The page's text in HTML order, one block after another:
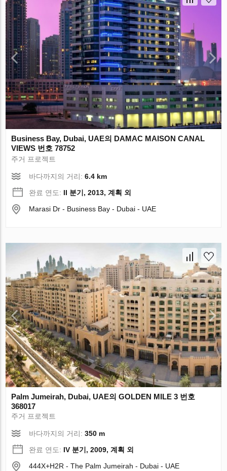
Business Bay, Dubai, UAE의 DAMAC MAISON CANAL
VIEWS 번호 78752
주거 프로젝트
바다까지의 거리:6.4 km
완료 연도: II 분기, 2013, 계획 외
Marasi Dr - Business Bay - Dubai - UAE
Palm Jumeirah, Dubai, UAE의 GOLDEN MILE 3 번호
368017
주거 프로젝트
바다까지의 거리:350 m
완료 연도: IV 분기, 2009, 계획 외
444X+H2R - The Palm Jumeirah - Dubai - UAE